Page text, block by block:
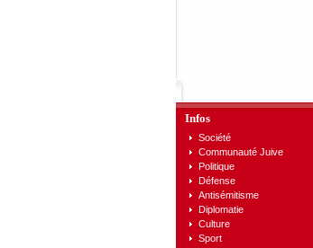
Infos
Société
Communauté Juive
Politique
Défense
Antisémitisme
Diplomatie
Culture
Sport